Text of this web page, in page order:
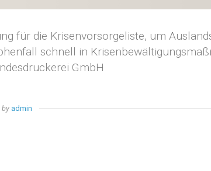
für die Krisenvorsorgeliste, um
schnell in
GmbH
by admin